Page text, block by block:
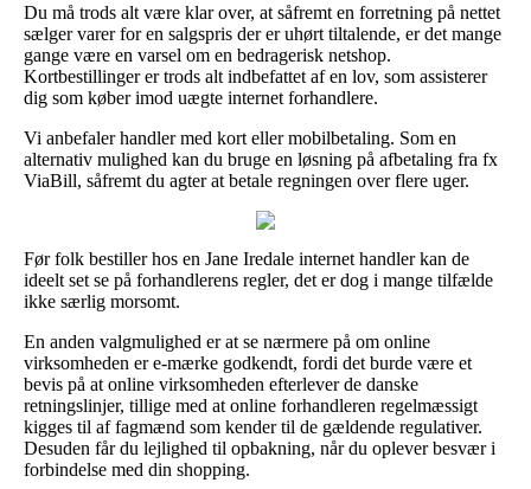
Du må trods alt være klar over, at såfremt en forretning på nettet
sælger varer for en salgspris der er uhørt tiltalende, er det mange
gange være en varsel om en bedragerisk netshop.
Kortbestillinger er trods alt indbefattet af en lov, som assisterer
dig som køber imod uægte internet forhandlere.
Vi anbefaler handler med kort eller mobilbetaling. Som en
alternativ mulighed kan du bruge en løsning på afbetaling fra fx
ViaBill, såfremt du agter at betale regningen over flere uger.
Før folk bestiller hos en Jane Iredale internet handler kan de
ideelt set se på forhandlerens regler, det er dog i mange tilfælde
ikke særlig morsomt.
En anden valgmulighed er at se nærmere på om online
virksomheden er e-mærke godkendt, fordi det burde være et
bevis på at online virksomheden efterlever de danske
retningslinjer, tillige med at online forhandleren regelmæssigt
kigges til af fagmænd som kender til de gældende regulativer.
Desuden får du lejlighed til opbakning, når du oplever besvær i
forbindelse med din shopping.